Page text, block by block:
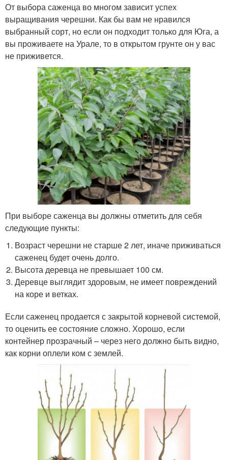
От выбора саженца во многом зависит успех
выращивания черешни. Как бы вам не нравился
выбранный сорт, но если он подходит только для Юга, а
вы проживаете на Урале, то в открытом грунте он у вас
не приживется.
При выборе саженца вы должны отметить для себя
следующие пункты:
Возраст черешни не старше 2 лет, иначе приживаться
саженец будет очень долго.
Высота деревца не превышает 100 см.
Деревце выглядит здоровым, не имеет повреждений
на коре и ветках.
Если саженец продается с закрытой корневой системой,
то оценить ее состояние сложно. Хорошо, если
контейнер прозрачный – через него должно быть видно,
как корни оплели ком с землей.